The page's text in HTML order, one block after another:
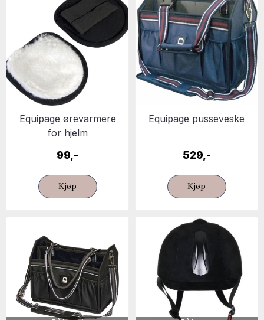
Equipage ørevarmere
for hjelm
99,-
Kjøp
Equipage pusseveske
529,-
Kjøp